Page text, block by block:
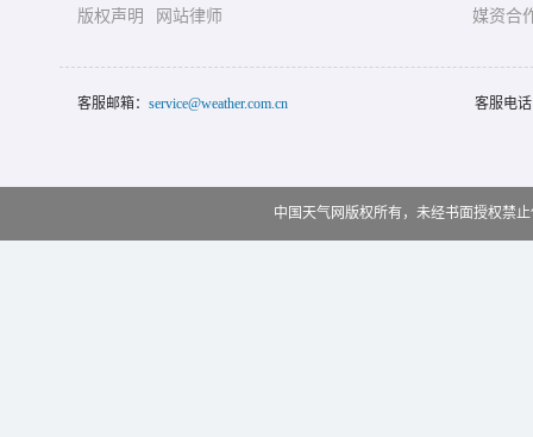
版权声明
网站律师
媒资合
客服邮箱： service@weather.com.cn 客服电
中国天气网版权所有，未经书面授权